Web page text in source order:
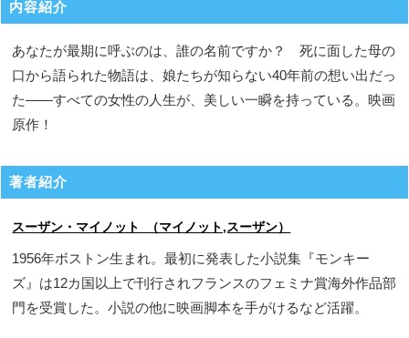
内容紹介
あなたが最期に呼ぶのは、誰の名前ですか？ 死に面した母の
口から語られた物語は、娘たちが知らない40年前の想い出だっ
た――すべての女性の人生が、美しい一瞬を持っている。映画
原作！
著者紹介
スーザン・マイノット （マイノット,スーザン）
1956年ボストン生まれ。最初に発表した小説集『モンキー
ズ』は12カ国以上で刊行されフランスのフェミナ賞海外作品部
門を受賞した。小説の他に映画脚本を手がけるなど活躍。